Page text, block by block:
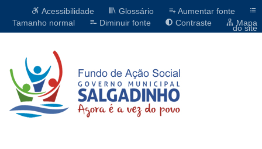
Acessibilidade Glossário
Aumentar fonte
Tamanho normal
Diminuir fonte Contraste Mapa
do site